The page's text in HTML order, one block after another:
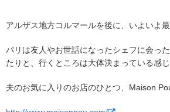
アルザス地方コルマールを後に、いよいよ
パリは友人やお世話になったシェフに会っ
たりと、行くところは大体決まっている感じ
夫のお気に入りのお店のひとつ、Maison